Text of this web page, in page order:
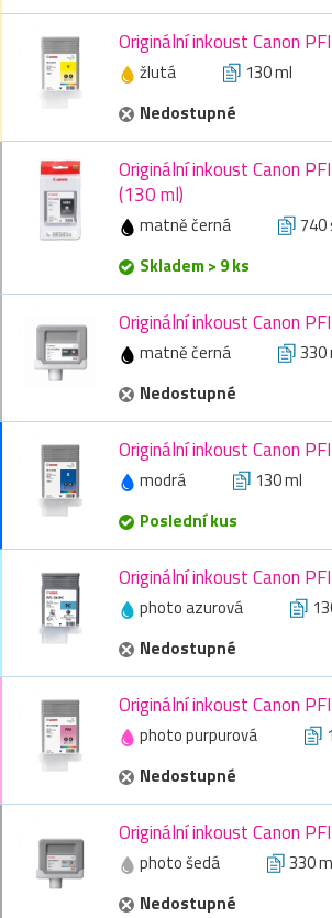
Originální inkoust Canon
žlutá 130 ml
Nedostupné
Originální inkoust Canon
(130 ml)
matně černá
Skladem > 9 ks
Originální inkoust Canon
matně černá 330
Nedostupné
Originální inkoust Canon
modrá 130 ml
Poslední kus
Originální inkoust Canon
photo azurová
Nedostupné
Originální inkoust Canon
photo purpurová
Nedostupné
Originální inkoust Canon
photo šedá 330
Nedostupné